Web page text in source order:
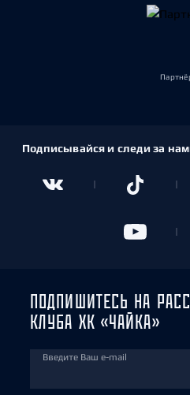
Подписывайся и следи за
ПОДПИШИТЕСЬ НА
КЛУБА ХК «ЧАЙКА»
Введите Ваш e-mail